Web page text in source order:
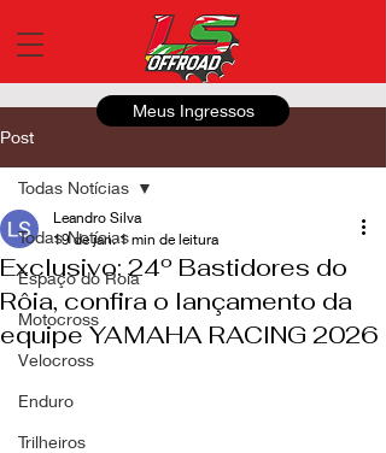
Meus Ingressos
Post
Todas Notícias
Espaço do Roia
Motocross
Velocross
Enduro
Trilheiros
Todas Notícias
Exclusivo: 24º Bastidores do
Rôia, confira o lançamento da
equipe YAMAHA RACING 2026
Leandro Silva
19 de jan. 1 min de leitura